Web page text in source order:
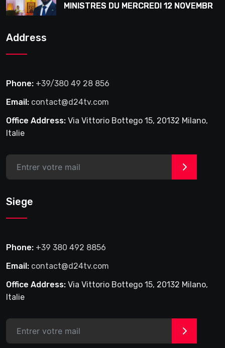
MINISTRES DU MERCREDI 12 NOVEMBRE
Address
Phone: +39/380 49 28 856
Email: contact@d24tv.com
Office Address: Via Vittorio Bottego 15, 20132 Milano,
Italie
>
Siege
Phone: +39 380 492 8856
Email: contact@d24tv.com
Office Address: Via Vittorio Bottego 15, 20132 Milano,
Italie
>